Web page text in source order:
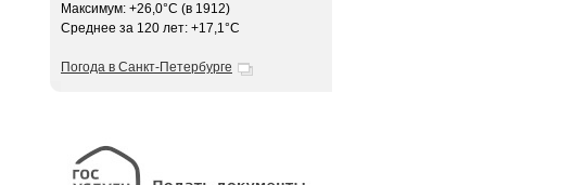
Максимум: +26,0°C (в 1912)
Среднее за 120 лет: +17,1°C
Погода в Санкт-Петербурге